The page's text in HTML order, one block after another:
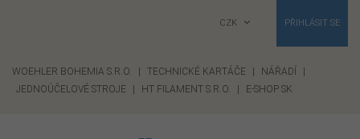
PŘIHLÁSIT SE
CZK
WOEHLER BOHEMIA S.R.O. TECHNICKÉ KARTÁČE NÁŘADÍ
JEDNOÚČELOVÉ STROJE
HT FILAMENT S.R.O. E-SHOP SK